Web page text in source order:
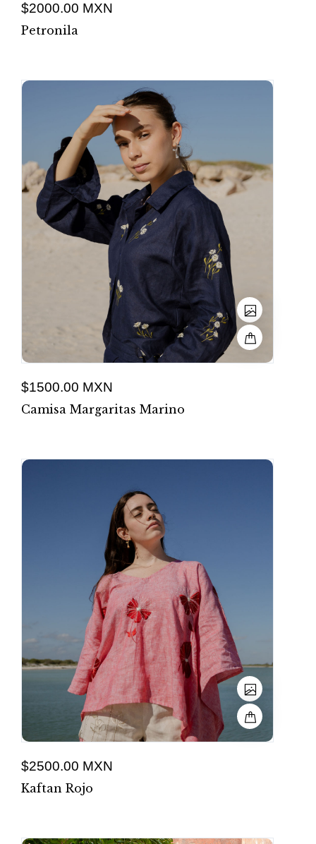
$2000.00 MXN
Petronila
$1500.00 MXN
Camisa Margaritas Marino
$2500.00 MXN
Kaftan Rojo